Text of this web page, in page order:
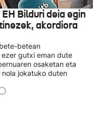
Bilduri deia egin
akordiora
betean
gutxi eman dute
osaketan eta
jokatuko duten